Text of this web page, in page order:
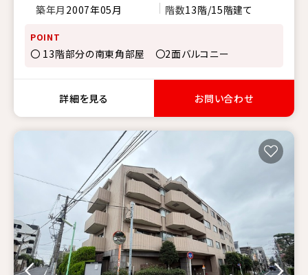
築年月 2007年05月 階数13階/15階建て
POINT
〇 13階部分の南東角部屋 〇2面バルコニー
詳細を見る お問い合わせ